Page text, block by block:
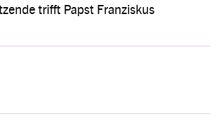
trifft Papst Franziskus